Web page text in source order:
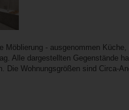
Möblierung - ausgenommen
Alle dargestellten Gegenstände
Die Wohnungsgrößen sind Circa-